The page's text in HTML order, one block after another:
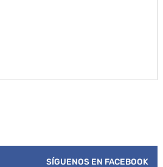
SÍGUENOS EN FACEBOOK